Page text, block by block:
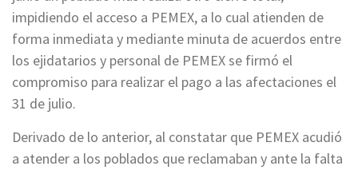
impidiendo el acceso a PEMEX, a lo cual atienden de
forma inmediata y mediante minuta de acuerdos entre
los ejidatarios y personal de PEMEX se firmó el
compromiso para realizar el pago a las afectaciones el
31 de julio.
Derivado de lo anterior, al constatar que PEMEX acudió
a atender a los poblados que reclamaban y ante la falta